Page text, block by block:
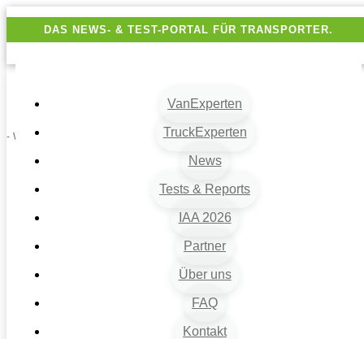
DAS NEWS- & TEST-PORTAL FÜR TRANSPORTER.
VanExperten
TruckExperten
News
Tests & Reports
IAA 2026
Partner
Über uns
FAQ
Kontakt
- Werbung -